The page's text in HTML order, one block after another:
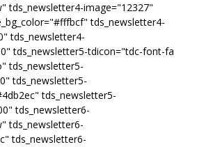
tds_newsletter4-image="12327"
tds_newsletter4-
tds_newsletter4-
tds_newsletter5-tdicon="tdc-font-fa
tds_newsletter5-
tds_newsletter5-
tds_newsletter5-
tds_newsletter6-
tds_newsletter6-
tds_newsletter6-